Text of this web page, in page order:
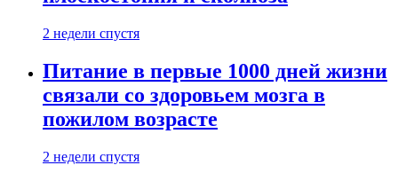
2 недели спустя
Питание в первые 1000 дней жизни
связали со здоровьем мозга в
пожилом возрасте
2 недели спустя